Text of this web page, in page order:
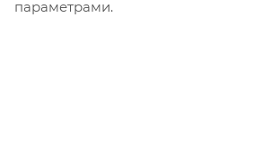
параметрами.